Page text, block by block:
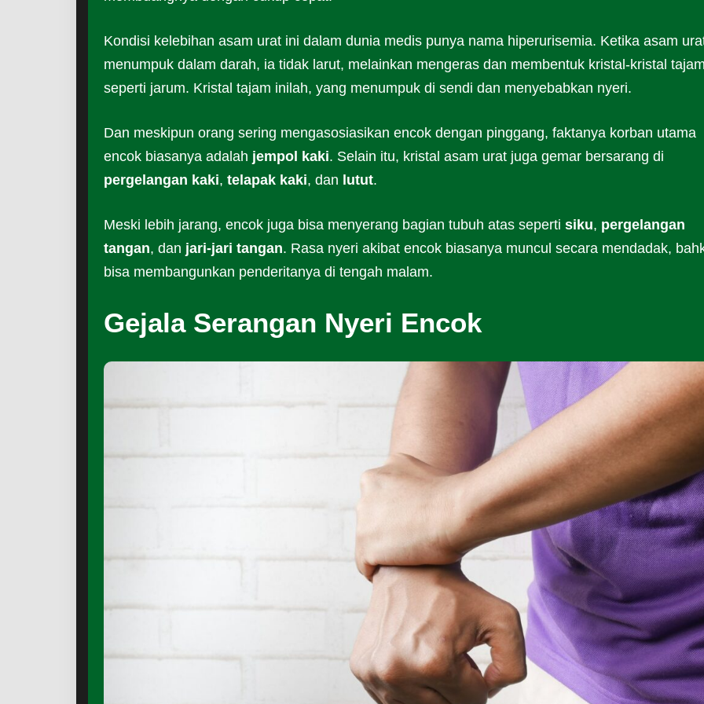
Kondisi kelebihan asam urat ini dalam dunia medis punya nama hiperurisemia. Ketika asam
menumpuk dalam darah, ia tidak larut, melainkan mengeras dan membentuk kristal-kristal tajam
seperti jarum. Kristal tajam inilah, yang menumpuk di sendi dan menyebabkan nyeri.
Dan meskipun orang sering mengasosiasikan encok dengan pinggang, faktanya korban utama
encok biasanya adalah jempol kaki. Selain itu, kristal asam urat juga gemar bersarang di
pergelangan kaki, telapak kaki, dan lutut.
Meski lebih jarang, encok juga bisa menyerang bagian tubuh atas seperti siku, pergelangan
tangan, dan jari-jari tangan. Rasa nyeri akibat encok biasanya muncul secara mendadak,
bisa membangunkan penderitanya di tengah malam.
Gejala Serangan Nyeri Encok